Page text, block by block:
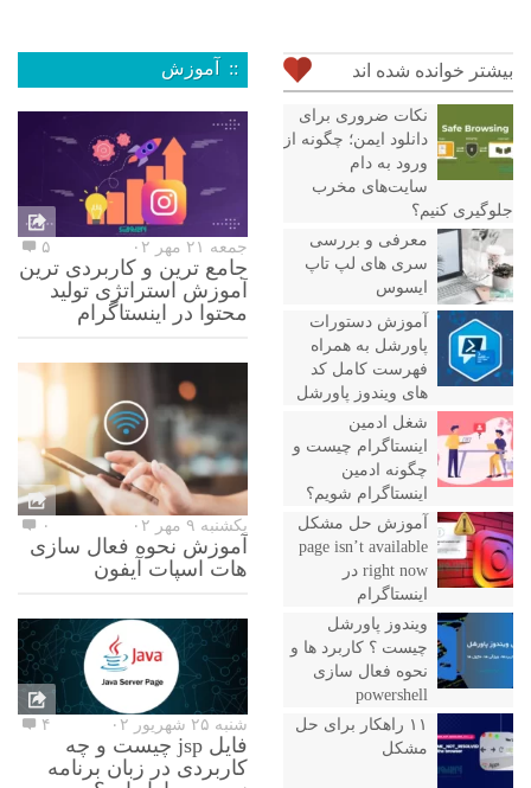
بیشتر خوانده شده اند
نکات ضروری برای
دانلود ایمن؛ چگونه از
ورود به دام
سایت‌های مخرب
جلوگیری کنیم؟
معرفی و بررسی
سری های لپ تاپ
ایسوس
آموزش دستورات
پاورشل به همراه
فهرست کامل کد
های ویندوز پاورشل
شغل ادمین
اینستاگرام چیست و
چگونه ادمین
اینستاگرام شویم؟
آموزش حل مشکل
page isn’t available
right now در
اینستاگرام
ویندوز پاورشل
چیست ؟ کاربرد ها و
نحوه فعال سازی
powershell
۱۱ راهکار برای حل
مشکل
:: آموزش
جمعه ۲۱ مهر ۰۲ ۵
جامع ترین و کاربردی ترین
آموزش استراتژی تولید
محتوا در اینستاگرام
یکشنبه ۹ مهر ۰۲ ۰
آموزش نحوه فعال سازی
هات اسپات آیفون
شنبه ۲۵ شهریور ۰۲ ۴
فایل jsp چیست و چه
کاربردی در زبان برنامه